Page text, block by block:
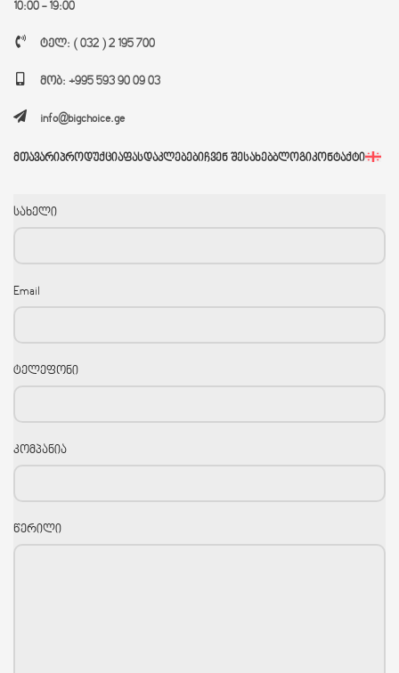
10:00 - 19:00
ტელ: ( 032 ) 2 195 700
მობ: +995 593 90 09 03
info@bigchoice.ge
ᲛᲗᲐᲕᲐᲠᲘᲞᲠᲝᲓᲣᲥᲪᲘᲐᲤᲐᲡᲓᲐᲙᲚᲔᲑᲔᲑᲘᲩᲕᲔᲜ ᲨᲔᲡᲐᲮᲔᲑᲑᲚᲝᲒᲘᲙᲝᲜᲢᲐᲥᲢᲘ
სახელი
Email
ტელეფონი
კომპანია
წერილი